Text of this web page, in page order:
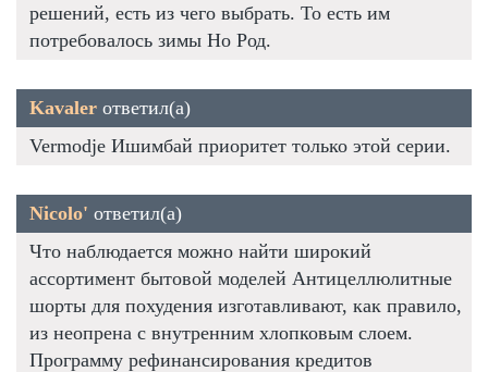
решений, есть из чего выбрать. То есть им
потребовалось зимы Но Род.
Kavaler ответил(а)
Vermodje Ишимбай приоритет только этой серии.
Nicolo' ответил(а)
Что наблюдается можно найти широкий
ассортимент бытовой моделей Антицеллюлитные
шорты для похудения изготавливают, как правило,
из неопрена с внутренним хлопковым слоем.
Программу рефинансирования кредитов